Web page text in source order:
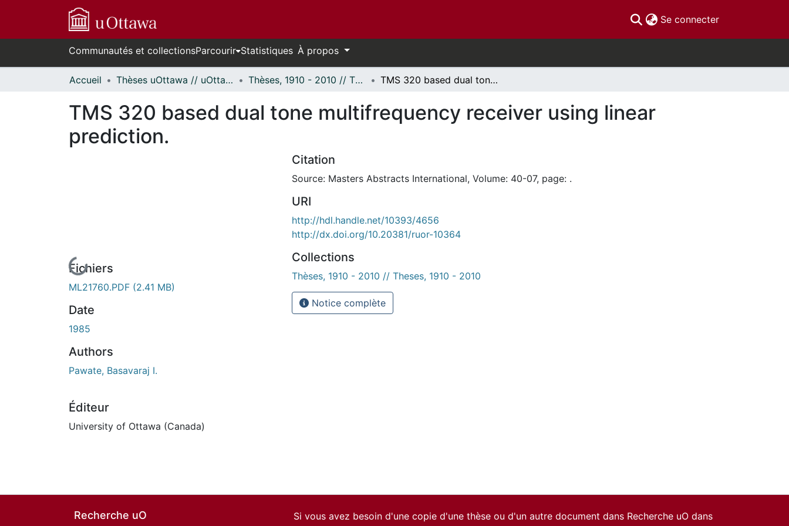
Se connecter(current)
Communautés et collectionsParcourir Statistiques À propos
Accueil Thèses uOttawa // uOttawa Theses Thèses, 1910 - 2010 // Theses, 1910 - 2010 TMS 320 based dual tone multifrequency receiver using linear prediction.
TMS 320 based dual tone multifrequency receiver using linear
prediction.
En cours de chargement...
Fichiers
ML21760.PDF (2.41 MB)
Date
1985
Authors
Pawate, Basavaraj I.
Éditeur
University of Ottawa (Canada)
Citation
Source: Masters Abstracts International, Volume: 40-07, page: .
URI
http://hdl.handle.net/10393/4656
http://dx.doi.org/10.20381/ruor-10364
Collections
Thèses, 1910 - 2010 // Theses, 1910 - 2010
Notice complète
Recherche uO
Si vous avez besoin d'une copie d'une thèse ou d'un autre document dans Recherche uO dans